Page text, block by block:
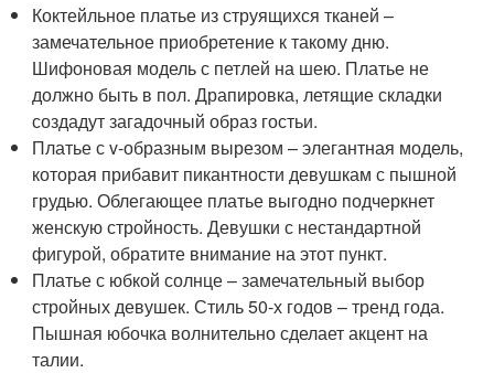
Коктейльное платье из струящихся тканей –
замечательное приобретение к такому дню.
Шифоновая модель с петлей на шею. Платье не
должно быть в пол. Драпировка, летящие складки
создадут загадочный образ гостьи.
Платье с v-образным вырезом – элегантная модель,
которая прибавит пикантности девушкам с пышной
грудью. Облегающее платье выгодно подчеркнет
женскую стройность. Девушки с нестандартной
фигурой, обратите внимание на этот пункт.
Платье с юбкой солнце – замечательный выбор
стройных девушек. Стиль 50-х годов – тренд года.
Пышная юбочка волнительно сделает акцент на
талии.